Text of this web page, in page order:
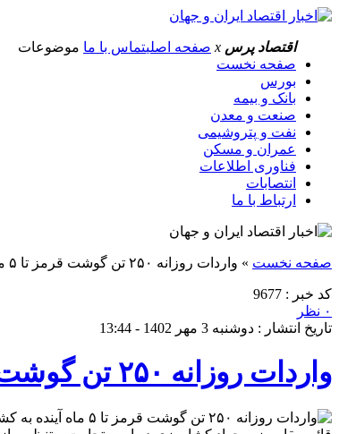
اقتصاد پرس x صفحه اصلیتماس با ما موضوعات
صفحه نخست
بورس
بانک و بیمه
صنعت و معدن
نفت و پتروشیمی
عمران و مسکن
فناوری اطلاعات
انتصابات
ارتباط با ما
صفحه نخست » واردات روزانه ۲۵۰ تن گوشت قرمز تا ۵ ماه آینده به کشور
کد خبر : 9677
۰ نظر
تاریخ انتشار : دوشنبه 3 مهر 1402 - 13:44
واردات روزانه ۲۵۰ تن گوشت قرمز تا ۵ ماه آینده به کشور